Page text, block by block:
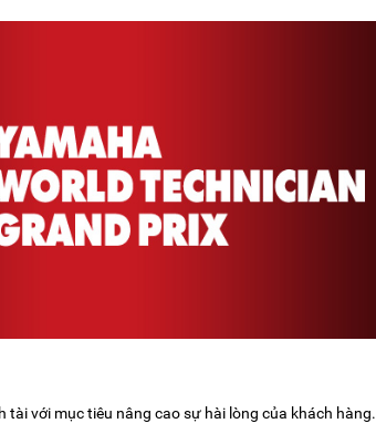
tài với mục tiêu nâng cao sự hài lòng của khách hàng.